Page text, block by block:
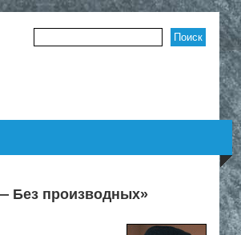
Форма поиска
Без производных»